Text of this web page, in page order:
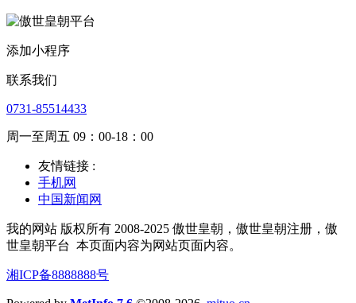
添加小程序
联系我们
0731-85514433
周一至周五 09：00-18：00
友情链接 :
手机网
中国新闻网
我的网站 版权所有 2008-2025 傲世皇朝，傲世皇朝注册，傲
世皇朝平台 本页面内容为网站页面内容。
湘ICP备8888888号